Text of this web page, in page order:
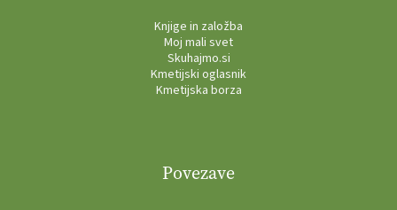
Knjige in založba
Moj mali svet
Skuhajmo.si
Kmetijski oglasnik
Kmetijska borza
Povezave